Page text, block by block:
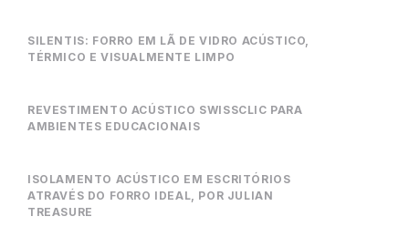
SILENTIS: FORRO EM LÃ DE VIDRO ACÚSTICO,
TÉRMICO E VISUALMENTE LIMPO
REVESTIMENTO ACÚSTICO SWISSCLIC PARA
AMBIENTES EDUCACIONAIS
ISOLAMENTO ACÚSTICO EM ESCRITÓRIOS
ATRAVÉS DO FORRO IDEAL, POR JULIAN
TREASURE